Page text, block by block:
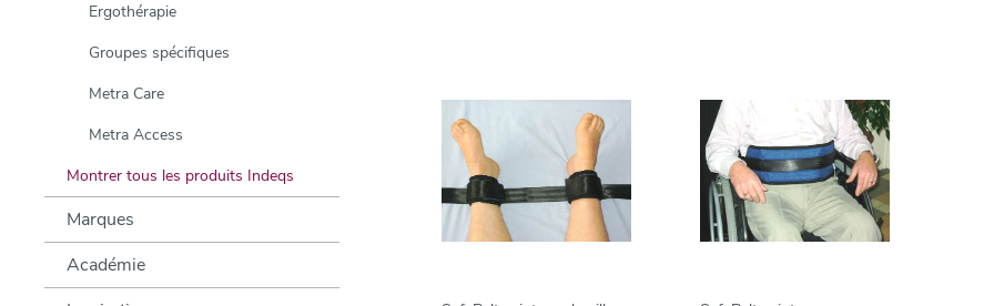
Ergothérapie
Groupes spécifiques
Metra Care
Metra Access
Montrer tous les produits Indeqs
Marques
Académie